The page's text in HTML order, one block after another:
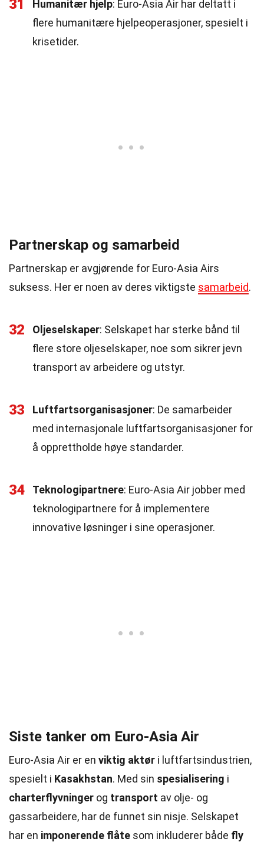
31 Humanitær hjelp: Euro-Asia Air har deltatt i
flere humanitære hjelpeoperasjoner, spesielt i
krisetider.
Partnerskap og samarbeid
Partnerskap er avgjørende for Euro-Asia Airs
suksess. Her er noen av deres viktigste samarbeid.
32 Oljeselskaper: Selskapet har sterke bånd til
flere store oljeselskaper, noe som sikrer jevn
transport av arbeidere og utstyr.
33 Luftfartsorganisasjoner: De samarbeider
med internasjonale luftfartsorganisasjoner for
å opprettholde høye standarder.
34 Teknologipartnere: Euro-Asia Air jobber med
teknologipartnere for å implementere
innovative løsninger i sine operasjoner.
Siste tanker om Euro-Asia Air
Euro-Asia Air er en viktig aktør i luftfartsindustrien,
spesielt i Kasakhstan. Med sin spesialisering i
charterflyvninger og transport av olje- og
gassarbeidere, har de funnet sin nisje. Selskapet
har en imponerende flåte som inkluderer både fly